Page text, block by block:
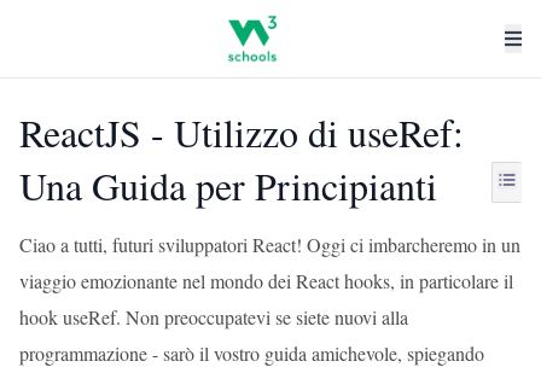
ReactJS - Utilizzo di useRef:
Una Guida per Principianti
Ciao a tutti, futuri sviluppatori React! Oggi ci imbarcheremo in un
viaggio emozionante nel mondo dei React hooks, in particolare il
hook useRef. Non preoccupatevi se siete nuovi alla
programmazione - sarò il vostro guida amichevole, spiegando